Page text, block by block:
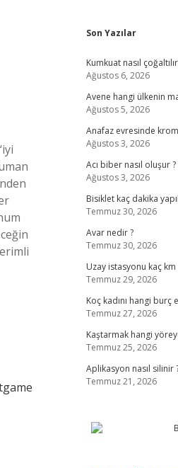
Sidebar
Son Yazılar
Kumkuat nasıl
Ağustos 6, 2026
Avene hangi ülkenin
Ağustos 5, 2026
Anafaz evresinde
Ağustos 3, 2026
Acı biber nasıl oluşur ?
Ağustos 3, 2026
Bisiklet kaç dakika
Temmuz 30, 2026
Avar nedir ?
Temmuz 30, 2026
Uzay istasyonu kaç
Temmuz 29, 2026
Koç kadını hangi burç
Temmuz 27, 2026
Kaştarmak hangi
Temmuz 25, 2026
Aplikasyon nasıl silinir
Temmuz 21, 2026